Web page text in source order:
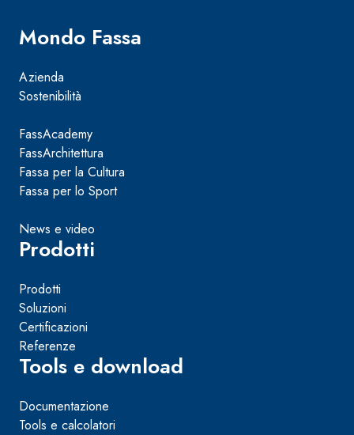
Mondo Fassa
Azienda
Sostenibilità
FassAcademy
FassArchitettura
Fassa per la Cultura
Fassa per lo Sport
News e video
Prodotti
Prodotti
Soluzioni
Certificazioni
Referenze
Tools e download
Documentazione
Tools e calcolatori